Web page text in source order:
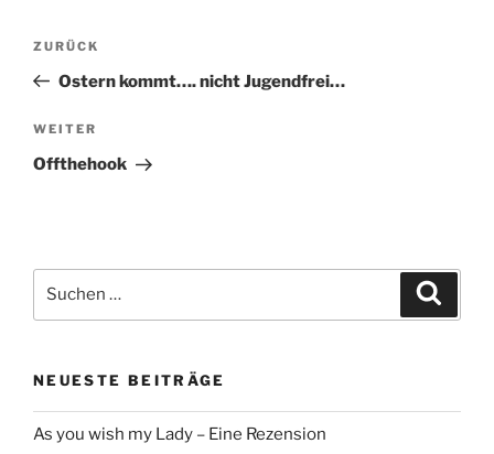
Beitragsnavigation
Vorheriger
Beitrag
ZURÜCK
Ostern kommt…. nicht Jugendfrei…
Nächster
Beitrag
WEITER
Offthehook
nach:
NEUESTE BEITRÄGE
As you wish my Lady – Eine Rezension